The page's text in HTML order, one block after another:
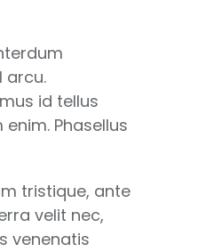
arcu.
id tellus
Phasellus
tristique, ante
velit nec,
venenatis